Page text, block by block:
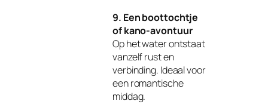
9. Een boottochtje
of kano‑avontuur
Op het water ontstaat
vanzelf rust en
verbinding. Ideaal voor
een romantische
middag.